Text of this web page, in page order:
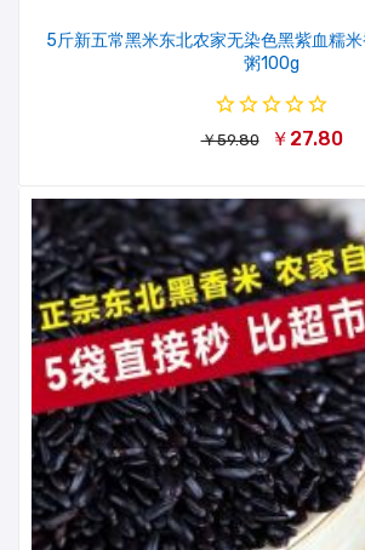
5斤新五常黑米东北农家无染色黑紫血糯
粥100g
￥59.80 ￥27.80